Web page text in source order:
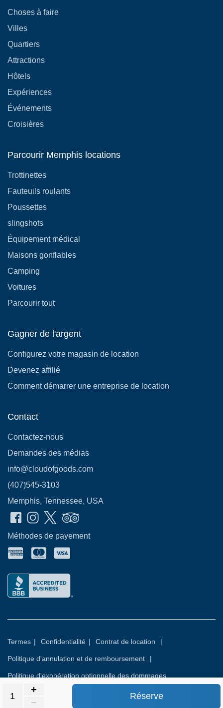
Réserve
Choses à faire
Villes
Quartiers
Attractions
Hôtels
Expériences
Événements
Croisières
Parcourir Memphis locations
Trottinettes
Fauteuils roulants
Poussettes
slingshots
Équipement médical
Maisons gonflables
Camping
Voitures
Parcourir tout
Gagner de l'argent
Configurez votre magasin de location
Devenez affilié
Comment démarrer une entreprise de location
Contact
Contactez-nous
Demandes des médias
info@cloudofgoods.com
(407)545-3103
Memphis, Tennessee, USA
Méthodes de payement
Termes | Confidentialité | Contrat de location |
Politique d'annulation et de remboursement |
Politique d'exonération optionnelle des dommages
© 2026 Tous droits réservés.